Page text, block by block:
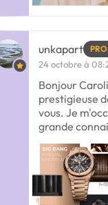
unkapart
24 octobre à
Bonjour
prestigieuse
vous. Je
grande